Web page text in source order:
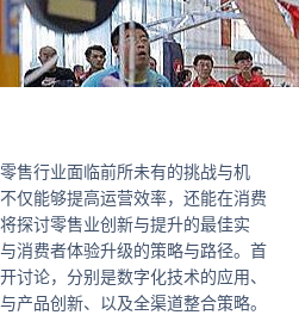
售行业面临前所未有的挑战与机
仅能够提高运营效率，还能在消费
探讨零售业创新与提升的最佳实
消费者体验升级的策略与路径。首
讨论，分别是数字化技术的应用、
产品创新、以及全渠道整合策略。